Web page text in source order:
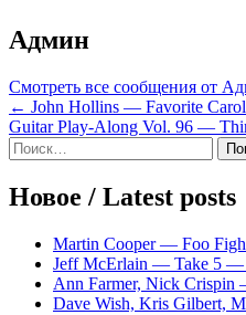
Админ
Смотреть все сообщения от
Навигация
по
записям
← John Hollins — Favorite
Guitar Play-Along Vol. 96 —
Sidebar
Найти:
Новое / Latest posts
Martin Cooper — Foo
Jeff McErlain — Take 5 —
Ann Farmer, Nick
Dave Wish, Kris Gilbert,